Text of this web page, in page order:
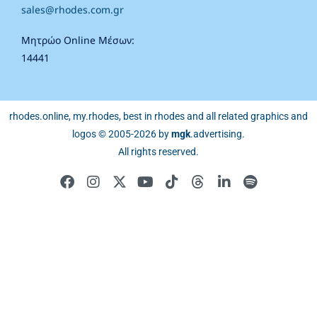
sales@rhodes.com.gr
Μητρώο Online Μέσων:
14441
rhodes.online, my.rhodes, best in rhodes and all related graphics and
logos © 2005-2026 bymgk.advertising.
All rights reserved.